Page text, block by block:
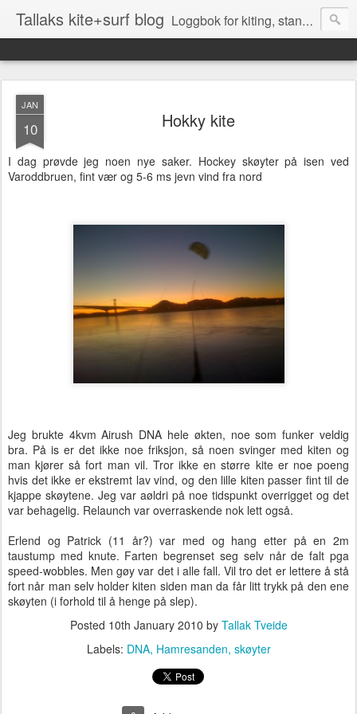
Tallaks kite+surf blog Loggbok for kiting, stand up surfing (SUP), surfing og andre aktiviteter på Sørlandet
JAN
10 Hokky kite
I dag prøvde jeg noen nye saker. Hockey skøyter på isen ved
Varoddbruen, fint vær og 5-6 ms jevn vind fra nord
Jeg brukte 4kvm Airush DNA hele økten, noe som funker veldig
bra. På is er det ikke noe friksjon, så noen svinger med kiten og
man kjører så fort man vil. Tror ikke en større kite er noe poeng
hvis det ikke er ekstremt lav vind, og den lille kiten passer fint til de
kjappe skøytene. Jeg var aøldri på noe tidspunkt overrigget og det
var behagelig. Relaunch var overraskende nok lett også.
Erlend og Patrick (11 år?) var med og hang etter på en 2m
taustump med knute. Farten begrenset seg selv når de falt pga
speed-wobbles. Men gøy var det i alle fall. Vil tro det er lettere å stå
fort når man selv holder kiten siden man da får litt trykk på den ene
skøyten (i forhold til å henge på slep).
Posted 10th January 2010 by Tallak Tveide
Labels: DNA Hamresanden skøyter